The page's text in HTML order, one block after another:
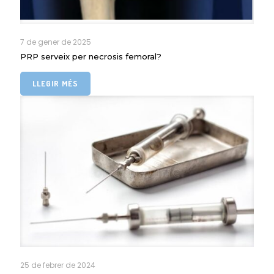
7 de gener de 2025
PRP serveix per necrosis femoral?
LLEGIR MÉS
25 de febrer de 2024